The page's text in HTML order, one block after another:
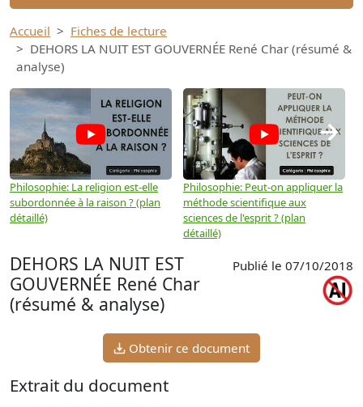
Accueil
Fiches de lecture
DEHORS LA NUIT EST GOUVERNÉE René Char (résumé &
analyse)
Philosophie: La religion est-elle
subordonnée à la raison ? (plan
détaillé)
Philosophie: Peut-on appliquer la
méthode scientifique aux
sciences de l'esprit ? (plan
détaillé)
→
DEHORS LA NUIT EST
GOUVERNÉE René Char
(résumé & analyse)
Publié le 07/10/2018
Obtenir ce document
Extrait du document